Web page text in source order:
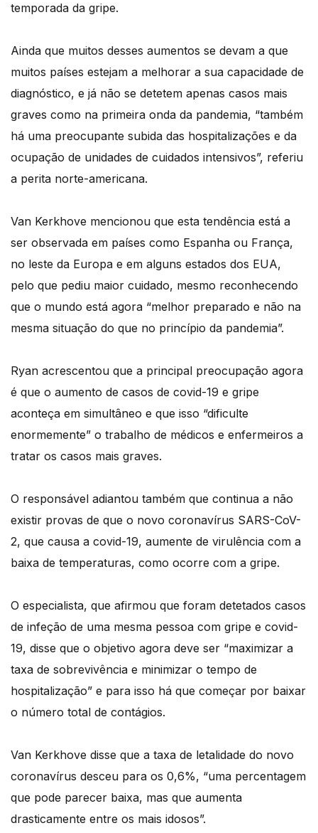
temporada da gripe.
Ainda que muitos desses aumentos se devam a que
muitos países estejam a melhorar a sua capacidade de
diagnóstico, e já não se detetem apenas casos mais
graves como na primeira onda da pandemia, “também
há uma preocupante subida das hospitalizações e da
ocupação de unidades de cuidados intensivos”, referiu
a perita norte-americana.
Van Kerkhove mencionou que esta tendência está a
ser observada em países como Espanha ou França,
no leste da Europa e em alguns estados dos EUA,
pelo que pediu maior cuidado, mesmo reconhecendo
que o mundo está agora “melhor preparado e não na
mesma situação do que no princípio da pandemia”.
Ryan acrescentou que a principal preocupação agora
é que o aumento de casos de covid-19 e gripe
aconteça em simultâneo e que isso “dificulte
enormemente” o trabalho de médicos e enfermeiros a
tratar os casos mais graves.
O responsável adiantou também que continua a não
existir provas de que o novo coronavírus SARS-CoV-
2, que causa a covid-19, aumente de virulência com a
baixa de temperaturas, como ocorre com a gripe.
O especialista, que afirmou que foram detetados casos
de infeção de uma mesma pessoa com gripe e covid-
19, disse que o objetivo agora deve ser “maximizar a
taxa de sobrevivência e minimizar o tempo de
hospitalização” e para isso há que começar por baixar
o número total de contágios.
Van Kerkhove disse que a taxa de letalidade do novo
coronavírus desceu para os 0,6%, “uma percentagem
que pode parecer baixa, mas que aumenta
drasticamente entre os mais idosos”.